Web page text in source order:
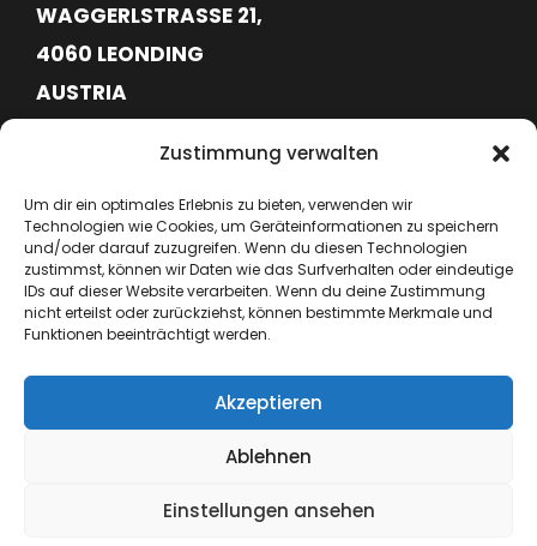
Zustimmung verwalten
Um dir ein optimales Erlebnis zu bieten, verwenden wir
Technologien wie Cookies, um Geräteinformationen zu speichern
und/oder darauf zuzugreifen. Wenn du diesen Technologien
zustimmst, können wir Daten wie das Surfverhalten oder eindeutige
IDs auf dieser Website verarbeiten. Wenn du deine Zustimmung
nicht erteilst oder zurückziehst, können bestimmte Merkmale und
Funktionen beeinträchtigt werden.
Akzeptieren
Ablehnen
Einstellungen ansehen
WAGGERLSTRASSE 21,
4060 LEONDING
AUSTRIA
ATU76715645
+43 664 6417362
hello@lynx-boxing.com
Copyright ©2024 Lynx EU. All Rights Reserved.